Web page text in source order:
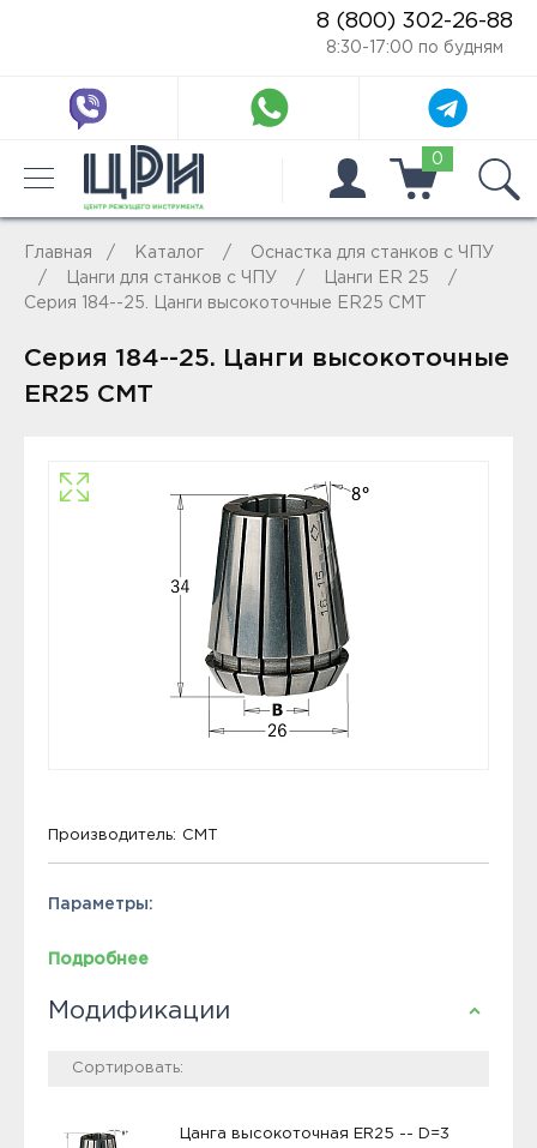
8 (800) 302-26-88
8:30-17:00 по будням
0
Главная Каталог
Оснастка для станков с ЧПУ
Цанги для станков с ЧПУ
Цанги ER 25
Серия 184--25. Цанги высокоточные ER25 CMT
Серия 184--25. Цанги высокоточные
ER25 CMT
Производитель: CMT
Параметры:
Подробнее
Модификации
Цанга высокоточная ER25 -- D=3